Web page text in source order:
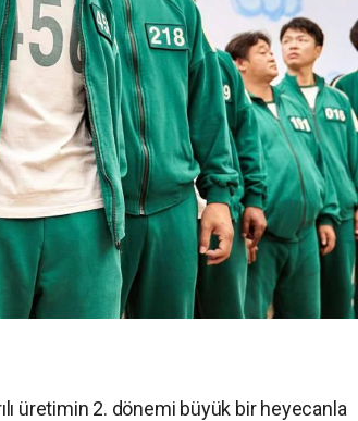
üretimin 2. dönemi büyük bir heyecanla